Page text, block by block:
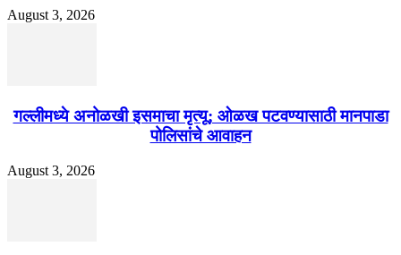
August 3, 2026
गल्लीमध्ये अनोळखी इसमाचा मृत्यू; ओळख पटवण्यासाठी मानपाडा
पोलिसांचे आवाहन
August 3, 2026